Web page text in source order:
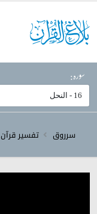
سورہ:
سرروق تفسیر قرآن